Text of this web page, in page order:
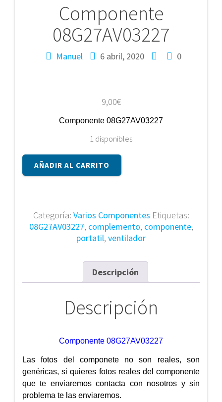
Componente
08G27AV03227
Manuel 6 abril, 2020 0
9,00€
Componente 08G27AV03227
1 disponibles
Componente
08G27AV03227
AÑADIR AL CARRITO
Categoría: Varios Componentes Etiquetas:
08G27AV03227, complemento, componente,
portatil, ventilador
Descripción
Descripción
Componente 08G27AV03227
Las fotos del componete no son reales, son
genéricas, si quieres fotos reales del componente
que te enviaremos contacta con nosotros y sin
problema te las enviaremos.
Navegación
entradas